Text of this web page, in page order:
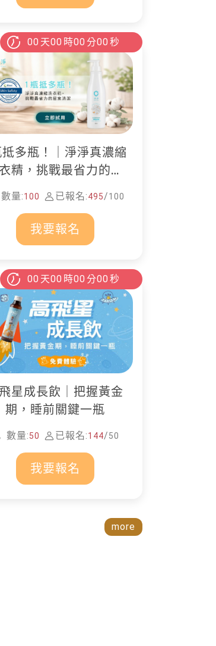
00 天00 時00 分00 秒
多瓶！｜淨淨真濃縮
精，挑戰最省力的居
家清潔
數量:100 已報名:495/100
我要報名
00 天00 時00 分00 秒
星成長飲｜把握黃金
期，睡前關鍵一瓶
數量:50 已報名:144/50
我要報名
more